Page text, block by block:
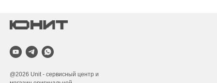
@2026 Unit - сервисный центр и